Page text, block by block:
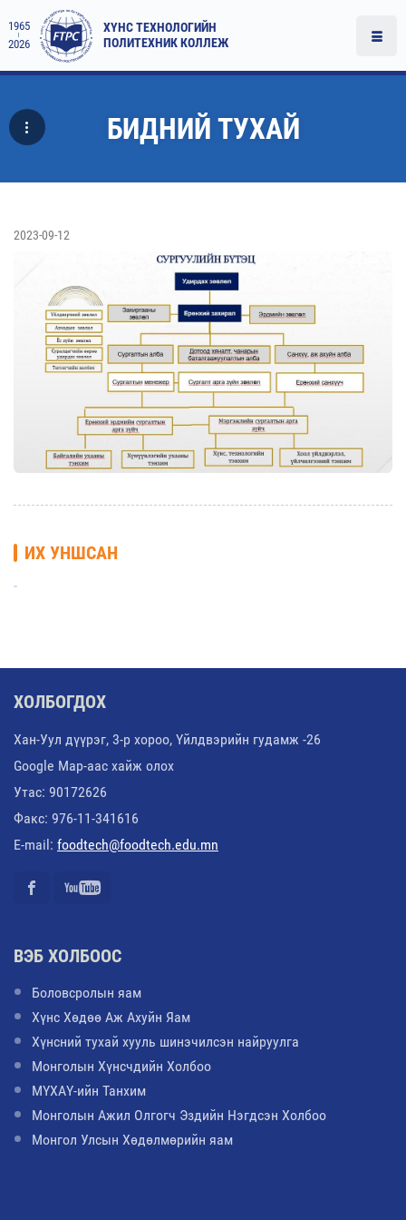
1965
2026
ХҮНС ТЕХНОЛОГИЙН
ПОЛИТЕХНИК КОЛЛЕЖ
БИДНИЙ ТУХАЙ
2023-09-12
ИХ УНШСАН
ХОЛБОГДОХ
Хан-Уул дүүрэг, 3-р хороо, Үйлдвэрийн гудамж -26
Google Map-аас хайж олох
Утас: 90172626
Факс: 976-11-341616
E-mail: foodtech@foodtech.edu.mn
ВЭБ ХОЛБООС
Боловсролын яам
Хүнс Хөдөө Аж Ахуйн Яам
Хүнсний тухай хууль шинэчилсэн найруулга
Монголын Хүнсчдийн Холбоо
МҮХАҮ-ийн Танхим
Монголын Ажил Олгогч Эздийн Нэгдсэн Холбоо
Монгол Улсын Хөдөлмөрийн яам